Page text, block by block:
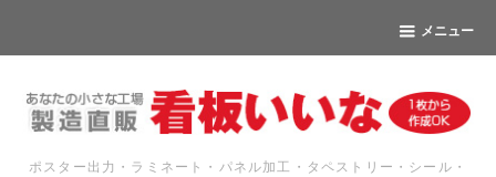
メニュー
ポスター出力・ラミネート・パネル加工・タペストリー・シール・